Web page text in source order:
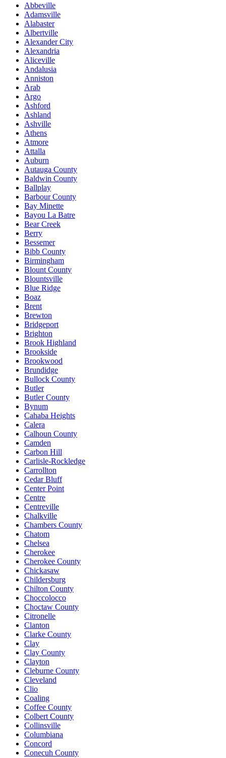
Abbeville
Adamsville
Alabaster
Albertville
Alexander City
Alexandria
Aliceville
Andalusia
Anniston
Arab
Argo
Ashford
Ashland
Ashville
Athens
Atmore
Attalla
Auburn
Autauga County
Baldwin County
Ballplay
Barbour County
Bay Minette
Bayou La Batre
Bear Creek
Berry
Bessemer
Bibb County
Birmingham
Blount County
Blountsville
Blue Ridge
Boaz
Brent
Brewton
Bridgeport
Brighton
Brook Highland
Brookside
Brookwood
Brundidge
Bullock County
Butler
Butler County
Bynum
Cahaba Heights
Calera
Calhoun County
Camden
Carbon Hill
Carlisle-Rockledge
Carrollton
Cedar Bluff
Center Point
Centre
Centreville
Chalkville
Chambers County
Chatom
Chelsea
Cherokee
Cherokee County
Chickasaw
Childersburg
Chilton County
Choccolocco
Choctaw County
Citronelle
Clanton
Clarke County
Clay
Clay County
Clayton
Cleburne County
Cleveland
Clio
Coaling
Coffee County
Colbert County
Collinsville
Columbiana
Concord
Conecuh County